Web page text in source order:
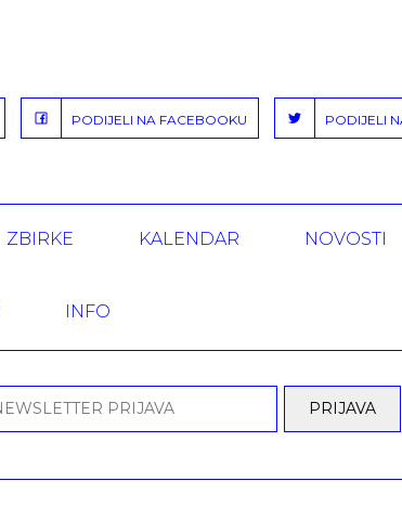
PODIJELI NA FACEBOOKU PODIJELI
ZBIRKE KALENDAR NOVOSTI
INFO